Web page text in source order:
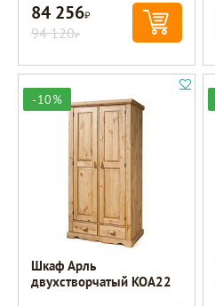
84 256Р
94 120Р
-10%
Шкаф Арль
двухстворчатый KOA22